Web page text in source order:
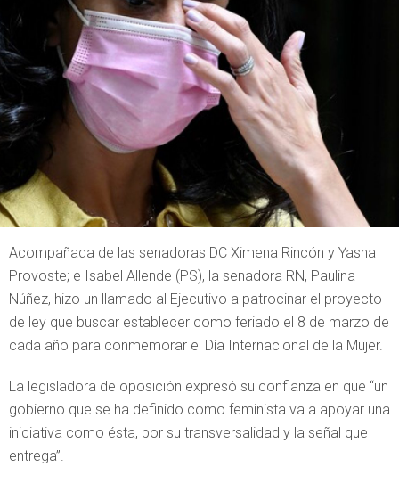
Acompañada de las senadoras DC Ximena Rincón y Yasna
Provoste; e Isabel Allende (PS), la senadora RN, Paulina
Núñez, hizo un llamado al Ejecutivo a patrocinar el proyecto
de ley que buscar establecer como feriado el 8 de marzo de
cada año para conmemorar el Día Internacional de la Mujer.
La legisladora de oposición expresó su confianza en que “un
gobierno que se ha definido como feminista va a apoyar una
iniciativa como ésta, por su transversalidad y la señal que
entrega”.